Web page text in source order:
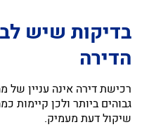
בדיקות שיש
הדירה
רכישת דירה אינה עניין של
גבוהים ביותר ולכן קיימות
שיקול דעת מעמיק.